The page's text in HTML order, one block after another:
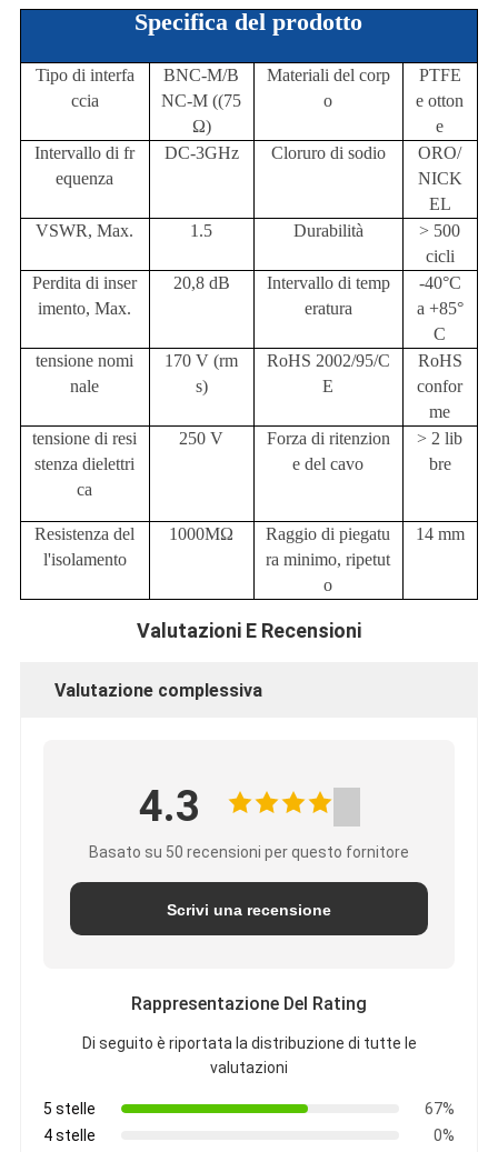
Specifica del prodotto
Tipo di interfa
ccia
BNC-M/B
NC-M ((75
Ω)
Materiali del corp
o
PTFE
e otton
e
Intervallo di fr
equenza
DC-3GHz Cloruro di sodio
ORO/
NICK
EL
VSWR, Max.
1.5 Durabilità
> 500
cicli
Perdita di inser
imento, Max.
20,8 dB
Intervallo di temp
eratura
-40°C
a +85°
C
tensione nomi
nale
170 V (rm
s)
RoHS 2002/95/C
E
RoHS
confor
me
tensione di resi
stenza dielettri
ca
250 V
Forza di ritenzion
e del cavo
> 2 lib
bre
Resistenza del
l'isolamento
1000MΩ
Raggio di piegatu
ra minimo, ripetut
o
14 mm
Valutazioni E Recensioni
Valutazione complessiva
4.3
Basato su 50 recensioni per questo fornitore
Scrivi una recensione
Rappresentazione Del Rating
Di seguito è riportata la distribuzione di tutte le
valutazioni
5 stelle
67%
4 stelle
0%